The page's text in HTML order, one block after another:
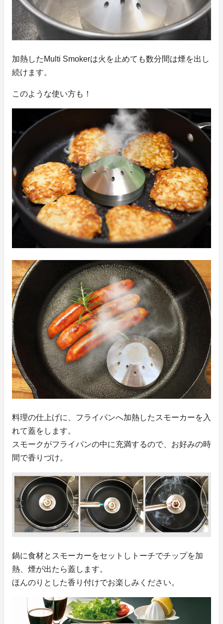
加熱したMulti Smokerは火を止めても数分間は煙を出し
続けます。
このような使い方も！
料理の仕上げに、フライパンへ加熱したスモーカーを入
れて蓋をします。
スモークがフライパンの中に充満するので、お好みの時
間で香りづけ。
鍋に食材とスモーカーをセットしトーチでチップを加
熱、煙が出たら蓋します。
ほんのりとした香り付けでお楽しみください。